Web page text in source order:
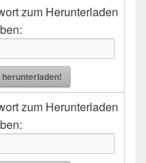
zum Herunterladen
zum Herunterladen